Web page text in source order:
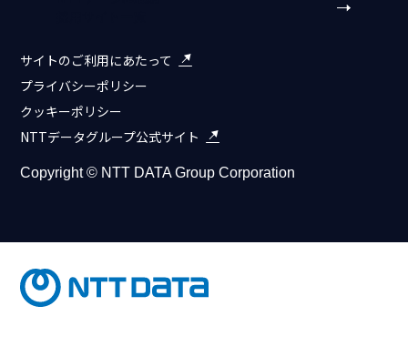
サイトのご利用にあたって
プライバシーポリシー
クッキーポリシー
NTTデータグループ公式サイト
Copyright © NTT DATA Group Corporation